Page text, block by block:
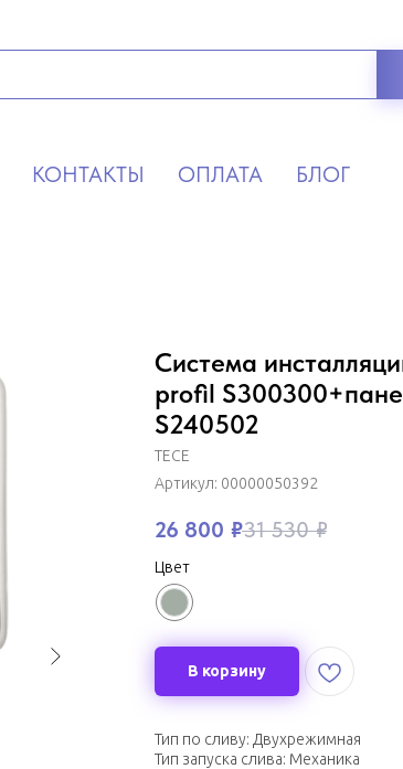
КОНТАКТЫ ОПЛАТА БЛОГ
Система
profil
S240502
TECE
Артикул: 00000050392
26 800 ₽31 530 ₽
Цвет
В корзину
Тип по сливу: Двухрежимная
Тип запуска слива: Механика